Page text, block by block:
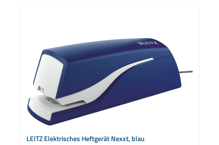
LEITZ Elektrisches Heftgerät Nexxt, blau